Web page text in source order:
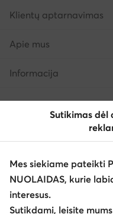
Klientų aptarnavimas
Apie mus
Informacija
Sutikimas dėl
Mes siekiame pateikti
NUOLAIDAS, kurie
interesus.
Sutikdami, leisite